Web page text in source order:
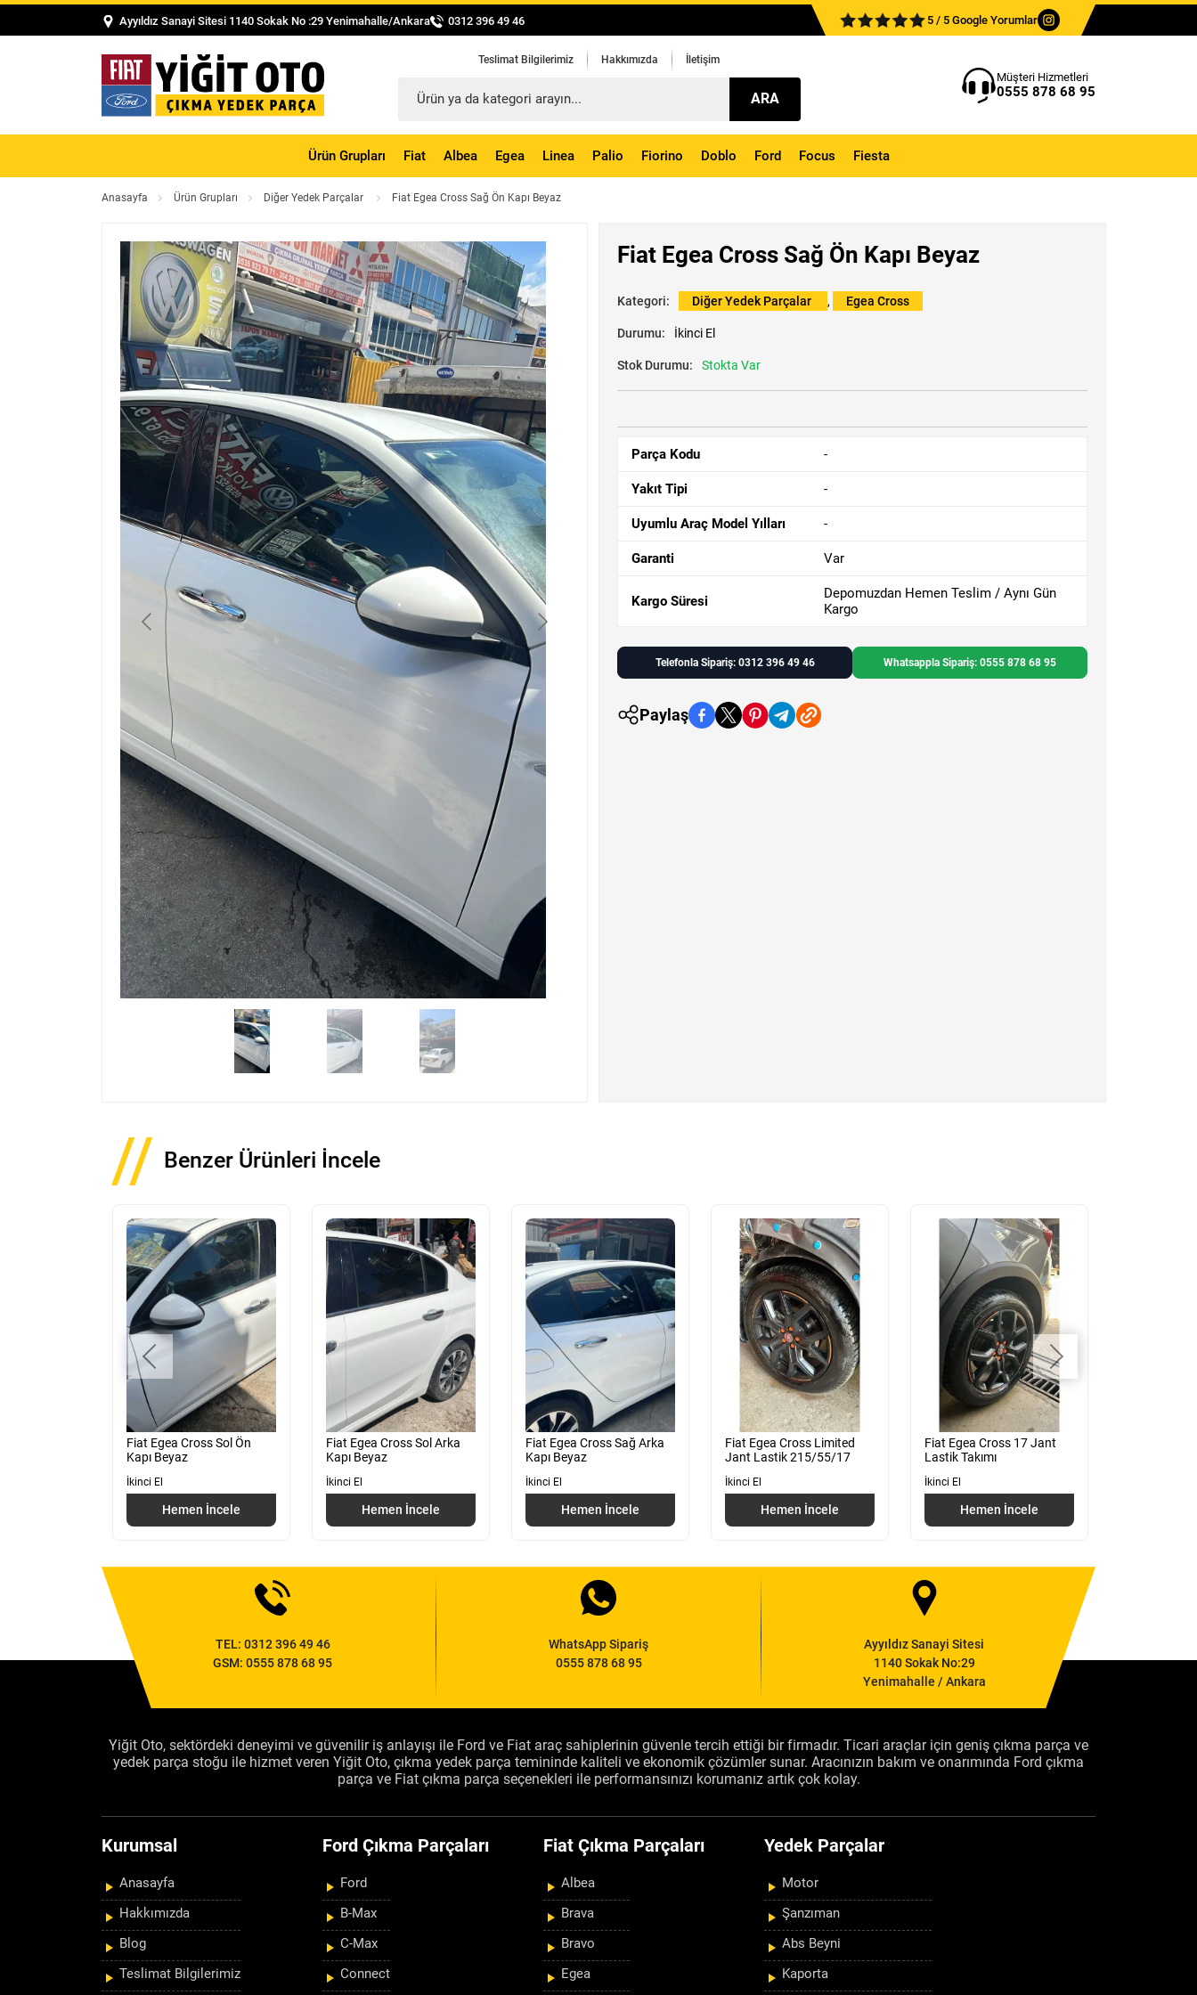
Ayyıldız Sanayi Sitesi 1140 Sokak No :29 Yenimahalle/Ankara 0312 396 49 46 5 / 5 Google Yorumlar
Teslimat Bilgilerimiz Hakkımızda İletişim
ARA
Müşteri Hizmetleri
0555 878 68 95
Ürün Grupları Fiat Albea Egea Linea Palio Fiorino Doblo Ford Focus Fiesta
Anasayfa Ürün Grupları Diğer Yedek Parçalar Fiat Egea Cross Sağ Ön Kapı Beyaz
Fiat Egea Cross Sağ Ön Kapı Beyaz
Kategori: Diğer Yedek Parçalar , Egea Cross
Durumu: İkinci El
Stok Durumu: Stokta Var
Parça Kodu -
Yakıt Tipi -
Uyumlu Araç Model Yılları -
Garanti Var
Kargo Süresi
Depomuzdan Hemen Teslim / Aynı Gün
Kargo
Telefonla Sipariş: 0312 396 49 46 Whatsappla Sipariş: 0555 878 68 95
Paylaş
Benzer Ürünleri İncele
Fiat Egea Cross Sol Ön
Kapı Beyaz
İkinci El
Hemen İncele
Fiat Egea Cross Sol Arka
Kapı Beyaz
İkinci El
Hemen İncele
Fiat Egea Cross Sağ Arka
Kapı Beyaz
İkinci El
Hemen İncele
Fiat Egea Cross Limited
Jant Lastik 215/55/17
İkinci El
Hemen İncele
Fiat Egea Cross 17 Jant
Lastik Takımı
İkinci El
Hemen İncele
TEL: 0312 396 49 46
GSM:0555 878 68 95
WhatsApp Sipariş
0555 878 68 95
Ayyıldız Sanayi Sitesi
1140 Sokak No:29
Yenimahalle / Ankara
Yiğit Oto, sektördeki deneyimi ve güvenilir iş anlayışı ile Ford ve Fiat araç sahiplerinin güvenle tercih ettiği bir firmadır. Ticari araçlar için geniş çıkma parça ve
yedek parça stoğu ile hizmet veren Yiğit Oto, çıkma yedek parça temininde kaliteli ve ekonomik çözümler sunar. Aracınızın bakım ve onarımında Ford çıkma
parça ve Fiat çıkma parça seçenekleri ile performansınızı korumanız artık çok kolay.
Kurumsal
Anasayfa
Hakkımızda
Blog
Teslimat Bilgilerimiz
Ford Çıkma Parçaları
Ford
B-Max
C-Max
Connect
Fiat Çıkma Parçaları
Albea
Brava
Bravo
Egea
Yedek Parçalar
Motor
Şanzıman
Abs Beyni
Kaporta